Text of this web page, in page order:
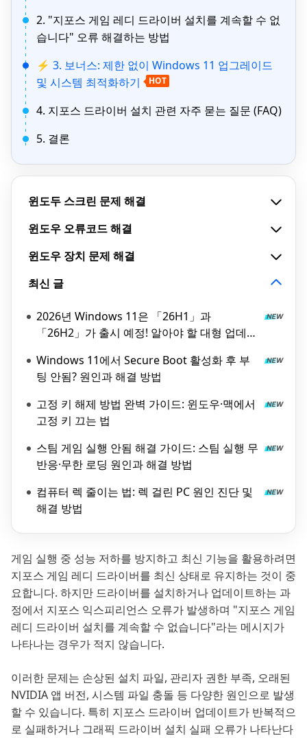
2. "지포스 게임 레디 드라이버 설치를 계속할 수 없
습니다" 오류 해결하는 방법
⚡ 3. 보너스: 제한 없이 Windows 11 업그레이드
및 시스템 최적화하기
HOT
4. 지포스 드라이버 설치 관련 자주 묻는 질문 (FAQ)
5. 결론
윈도두 스크린 문제 해결
윈도우 오류코드 해결
윈도우 장치 문제 해결
최신 글
2026년 Windows 11은 「26H1」과
「26H2」가 출시 예정! 알아야 할 대형 업데이
Windows 11에서 Secure Boot 활성화 후 부
팅 안됨? 원인과 해결 방법
고정 키 해제 방법 완벽 가이드: 윈도우·맥에서
고정 키 끄는 법
스팀 게임 실행 안됨 해결 가이드: 스팀 실행 무
반응·무한 로딩 원인과 해결 방법
컴퓨터 렉 줄이는 법: 렉 걸린 PC 원인 진단 및
해결 방법
게임 실행 중 성능 저하를 방지하고 최신 기능을 활용하려면
지포스 게임 레디 드라이버를 최신 상태로 유지하는 것이 중
요합니다. 하지만 드라이버를 설치하거나 업데이트하는 과
정에서 지포스 익스피리언스 오류가 발생하며 "지포스 게임
레디 드라이버 설치를 계속할 수 없습니다"라는 메시지가
나타나는 경우가 적지 않습니다.
이러한 문제는 손상된 설치 파일, 관리자 권한 부족, 오래된
NVIDIA 앱 버전, 시스템 파일 충돌 등 다양한 원인으로 발생
할 수 있습니다. 특히 지포스 드라이버 업데이트가 반복적으
로 실패하거나 그래픽 드라이버 설치 실패 오류가 나타난다